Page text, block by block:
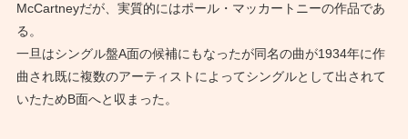
McCartneyだが、実質的にはポール・マッカートニーの作品であ
る。
一旦はシングル盤A面の候補にもなったが同名の曲が1934年に作
曲され既に複数のアーティストによってシングルとして出されて
いたためB面へと収まった。